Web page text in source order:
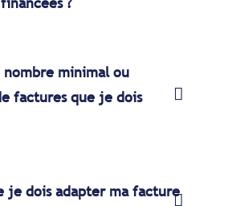
minimal ou
factures que je dois
je dois adapter ma facture